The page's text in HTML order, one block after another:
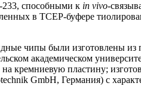
способными к in vivo-
в TCEP-буфере
чипы были изготовлены из
академическом
кремниевую пластину;
GmbH, Германия) с